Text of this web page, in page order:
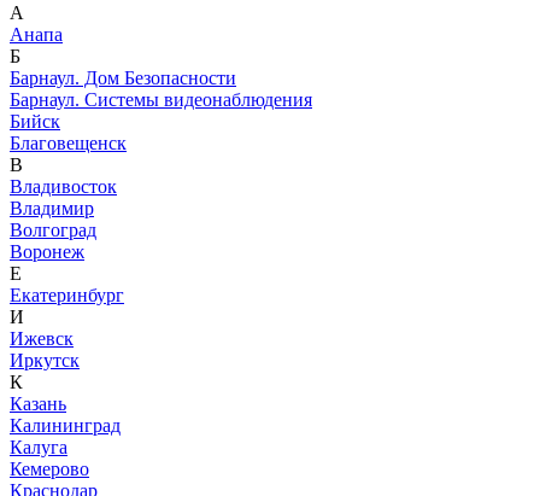
А
Анапа
Б
Барнаул. Дом Безопасности
Барнаул. Системы видеонаблюдения
Бийск
Благовещенск
В
Владивосток
Владимир
Волгоград
Воронеж
Е
Екатеринбург
И
Ижевск
Иркутск
К
Казань
Калининград
Калуга
Кемерово
Краснодар